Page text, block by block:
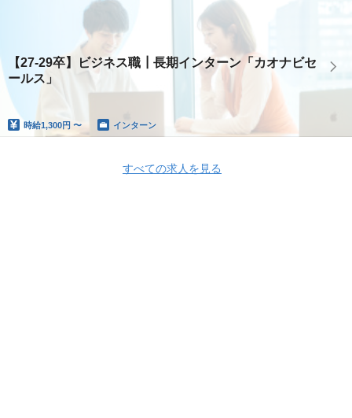
【27-29卒】ビジネス職┃長期インターン「カオナビセ
ールス」
時給1,300円 〜 インターン
すべての求人を見る